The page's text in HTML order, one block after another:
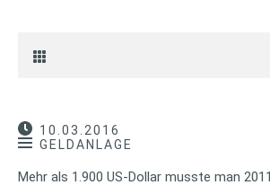
10.03.2016
GELDANLAGE
Mehr als 1.900 US-Dollar musste man